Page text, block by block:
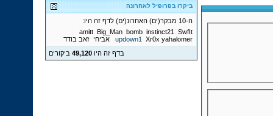
ביקרו בפרופיל לאחרונה
ה-10 מבקר(ים) האחרונ(ים) לדף זה היו:
amitt Big_Man bomb instinct21
SwfIt
updown1
Xr0x yahalomer אביחי
זאב בודד
בדף זה היו49,120 ביקורים